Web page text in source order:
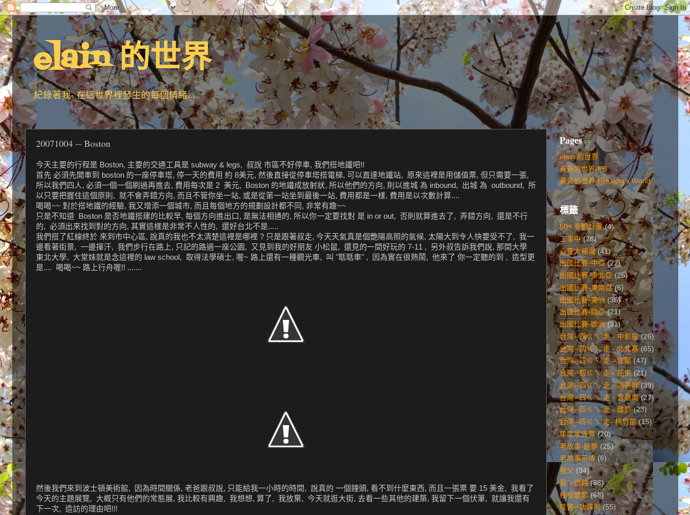
elain 的世界
紀錄著我- 在這世界裡發生的每個情緒...
20071004 -- Boston
今天主要的行程是 Boston, 主要的交通工具是 subway & legs, 叔說 市區不好停車, 我們搭地鐵吧!!
首先 必須先開車到 boston 的一座停車塔, 停一天的費用 約 8美元, 然後直接從停車塔搭電梯, 可以直達地鐵站, 原來這裡是用儲值票, 但只需要一張,
所以我們四人, 必須一個一個刷過再進去, 費用每次是 2 美元, Boston 的地鐵成放射狀, 所以他們的方向, 則以進城 為 inbound, 出城 為 outbound, 所
以只要把握住這個原則, 就不會弄錯方向, 而且不管你坐一站, 或是從第一站坐到最後一站, 費用都是一樣, 費用是以次數計算....
喝喝~~ 對於搭地鐵的經驗, 我又增添一個城市, 而且每個地方的規劃設計都不同, 非常有趣~~
只是不知道 Boston 是否地鐵搭建的比較早, 每個方向進出口, 是無法相通的, 所以你一定要找對 是 in or out, 否則就算進去了, 弄錯方向, 還是不行
的, 必須出來找到對的方向, 其實這樣是非常不人性的, 還好台北不是.....
我們搭了紅線終於 來到市中心區, 說真的我也不太清楚這裡是哪裡 ? 只是跟著叔走, 今天天氣真是個艷陽高照的氣候, 太陽大到令人快要受不了, 我一
邊看著街景, 一邊揮汗, 我們步行在路上, 只記的路過一座公園, 又見到我的好朋友 小松鼠, 還見的一間好玩的 7-11 , 另外叔告訴我們說, 那間大學
東北大學, 大堂妹就是念這裡的 law school, 取得法學碩士, 喔~ 路上還有一種觀光車, 叫 "聒聒車" , 因為實在很熱鬧, 他來了 你一定聽的到 , 造型更
是.... 喝喝~~ 路上行舟喔!! .......
然後我們來到波士頓美術館, 因為時間關係, 老爸跟叔說, 只能給我一小時的時間, 說真的 一個鐘頭, 看不到什麼東西, 而且一張票 要 15 美金, 我看了
今天的主題展覽, 大概只有他們的常態展, 我比較有興趣, 我想想, 算了, 我放棄, 今天就逛大街, 去看一些其他的建築, 我留下一個伏筆, 就讓我還有
下一次, 造訪的理由吧!!!
Pages
elain 的世界
黃黃的世界 FB
黃黃的世界 HHuang's World
標籤
50+ 夢想計畫 (4)
工事中 (28)
心靈大補湯 (41)
出國比賽-中亞 (22)
出國比賽-東北亞 (25)
出國比賽-東南亞 (6)
出國比賽-美洲 (35)
出國比賽-歐亞 (21)
出國比賽-歐洲 (31)
台灣--四ㄍㄟˋ走 - 中彰投 (26)
台灣--四ㄍㄟˋ走 - 北北基 (65)
台灣--四ㄍㄟˋ走 - 宜蘭 (47)
台灣--四ㄍㄟˋ走 - 花東 (21)
台灣--四ㄍㄟˋ走 - 高高屏 (39)
台灣--四ㄍㄟˋ走 - 雲嘉南 (27)
台灣--四ㄍㄟˋ走 - 離島 (23)
台灣--四ㄍㄟˋ走- 桃竹苗 (15)
年度家族聚 (20)
老故事-追夢 (25)
老故事前傳 (6)
我父 (34)
我ㄟ頭路 (88)
枝枝節節 (68)
哇苦--功課啦 (55)